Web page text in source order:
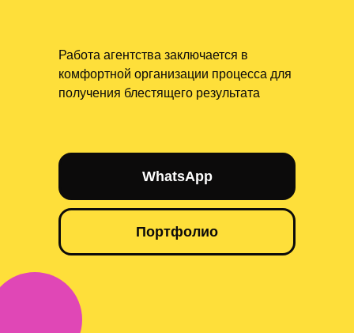
Портфолио
WhatsApp
Работа агентства заключается в
комфортной организации процесса для
получения блестящего результата